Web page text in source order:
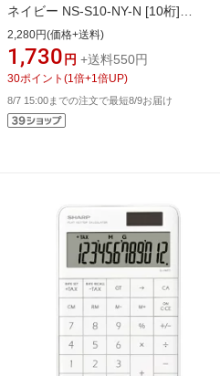
ネイビー NS-S10-NY-N [10桁]
[NSS10NYN]
2,280円(価格+送料)
1,730 円 +送料550円
30ポイント (1 倍+1 倍UP)
8/7 15:00までの注文で最短8/9お届け